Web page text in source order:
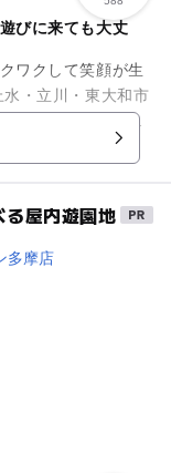
びに来ても大丈
ワクして笑顔が生
・立川・東大和市
ンモールむさし村
屋内遊園地